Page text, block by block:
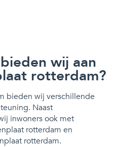
wij aan
rotterdam?
bieden wij verschillende
Naast
inwoners ook met
rotterdam en
rotterdam.